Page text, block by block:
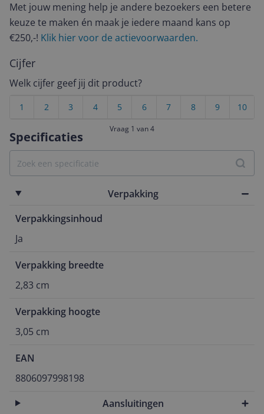
Specificaties
Verpakking
Verpakkingsinhoud
Ja
Verpakking breedte
2,83 cm
Verpakking hoogte
3,05 cm
EAN
8806097998198
Aansluitingen
Met jouw mening help je andere bezoekers een betere
keuze te maken én maak je iedere maand kans op
€250,-! Klik hier voor de actievoorwaarden.
Cijfer
Welk cijfer geef jij dit product?
10
9
8
7
6
5
4
3
2
1
Vraag 1 van 4